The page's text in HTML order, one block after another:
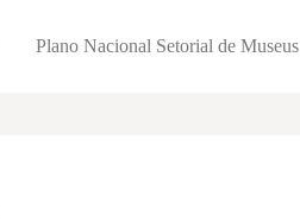
Plano Nacional Setorial de Museus